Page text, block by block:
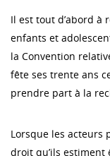
Il est tout d’abord à
enfants et
la Convention
fête ses trente ans
prendre part à la
Lorsque les acteurs
droit qu’ils